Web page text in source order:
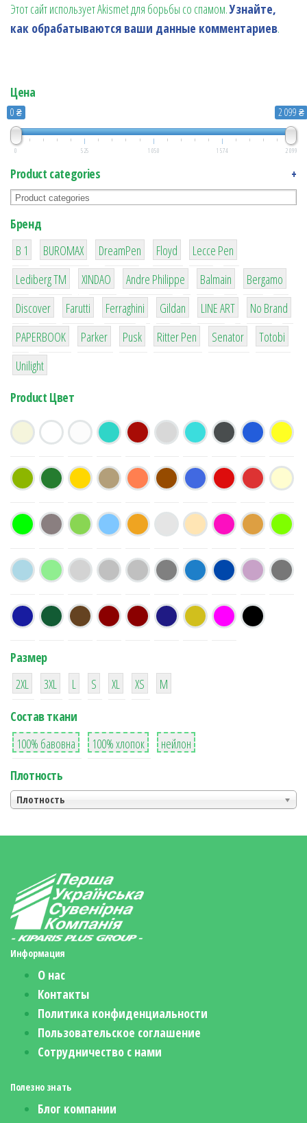
Этот сайт использует Akismet для борьбы со спамом.Узнайте,
как обрабатываются ваши данные комментариев.
Цена
0 ₴ 2 099 ₴
0 525 1 050 1 574 2 099
Product categories +
Бренд
B 1
1
BUROMAX
1
DreamPen
2
Floyd
2
Lecce Pen
3
Lediberg ТМ
3
XINDAO
1
Andre Philippe
4
Balmain
26
Bergamo
64
Discover
299
Farutti
4
Ferraghini
42
Gildan
4
LINE ART
90
No Brand
8
PAPERBOOK
6
Parker
2
Pusk
22
Ritter Pen
15
Senator
43
Totobi
1
Unilight
Product Цвет
Размер
38
2XL
16
3XL
42
L
42
S
42
XL XS
М
Состав ткани
8
100% бавовна
36
100% хлопок
2
нейлон
Плотность
Плотность
Информация
О нас
Контакты
Политика конфиденциальности
Пользовательское соглашение
Сотрудничество с нами
Полезно знать
Блог компании